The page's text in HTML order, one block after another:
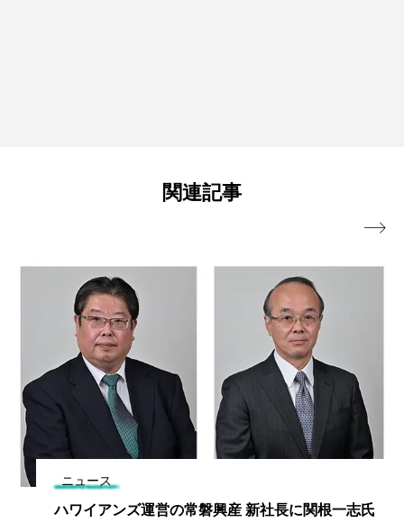
関連記事
ニュース
ハワイアンズ運営の常磐興産 新社長に関根一志氏
